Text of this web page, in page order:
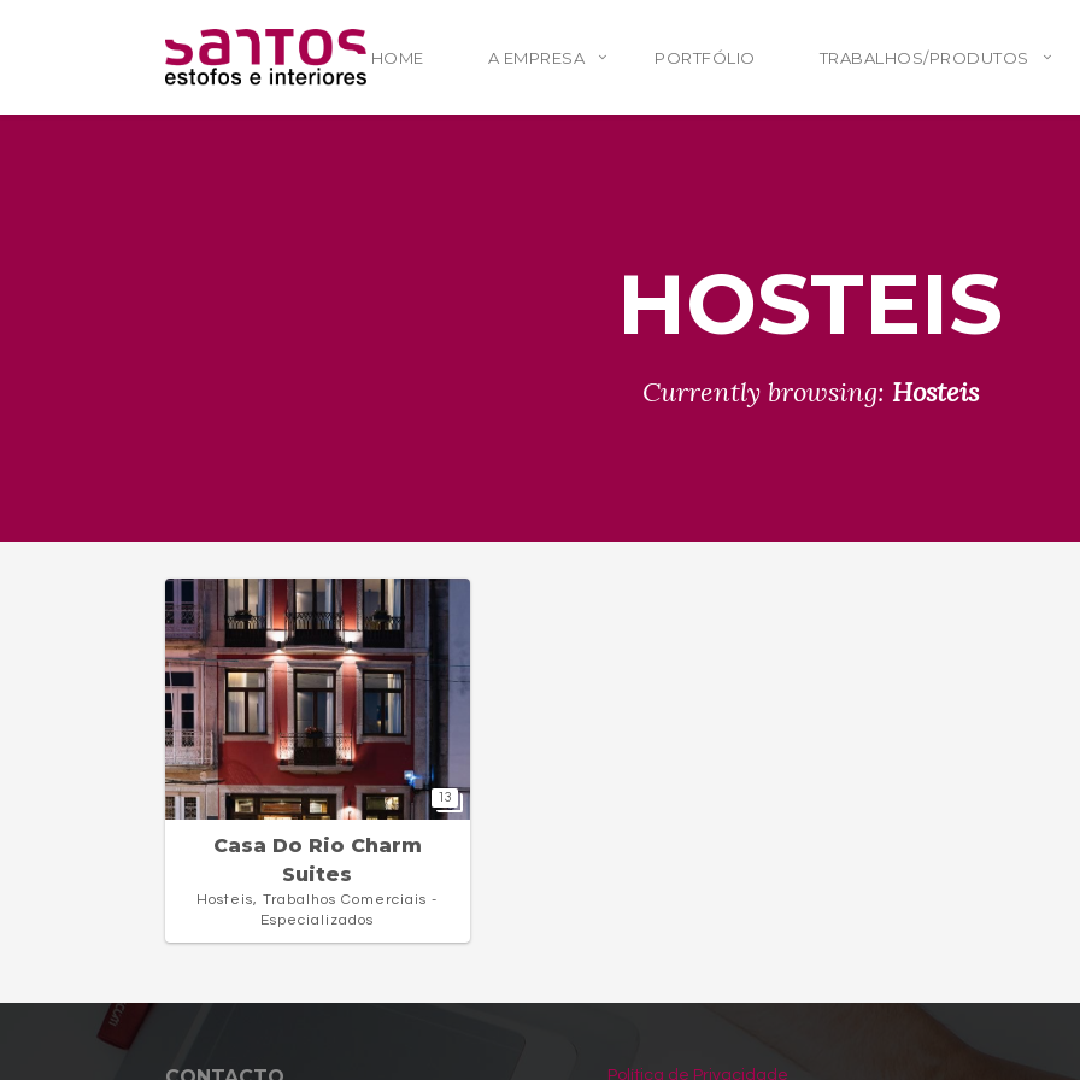
HOME A EMPRESA PORTFÓLIO TRABALHOS/PRODUTOS
HOSTEIS
Currently browsing: Hosteis
13
Casa Do Rio Charm
Suites
Hosteis, Trabalhos Comerciais -
Especializados
Política de Privacidade